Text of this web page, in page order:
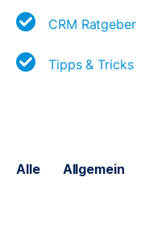
CRM Ratgeber
Tipps & Tricks
Alle Allgemein